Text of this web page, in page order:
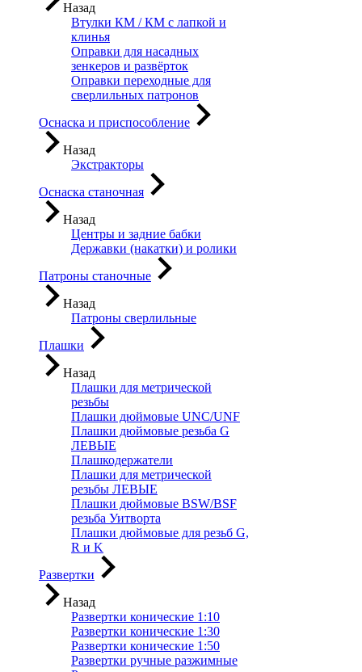
Назад
Втулки КМ / КМ с лапкой и
клинья
Оправки для насадных
зенкеров и развёрток
Оправки переходные для
сверлильных патронов
Оснаска и приспособление
Назад
Экстракторы
Оснаска станочная
Назад
Центры и задние бабки
Державки (накатки) и ролики
Патроны станочные
Назад
Патроны сверлильные
Плашки
Назад
Плашки для метрической
резьбы
Плашки дюймовые UNC/UNF
Плашки дюймовые резьба G
ЛЕВЫЕ
Плашкодержатели
Плашки для метрической
резьбы ЛЕВЫЕ
Плашки дюймовые BSW/BSF
резьба Уитворта
Плашки дюймовые для резьб G,
R и K
Развертки
Назад
Развертки конические 1:10
Развертки конические 1:30
Развертки конические 1:50
Развертки ручные разжимные